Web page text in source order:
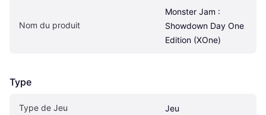
Nom du produit
Monster Jam :
Showdown Day One
Edition (XOne)
Type
Type de Jeu Jeu